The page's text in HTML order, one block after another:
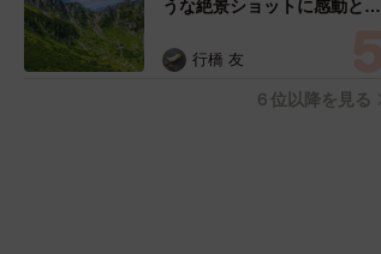
うな絶景ショットに感動と反
ったんだって気づいた」
行橋 友
６位以降を見る